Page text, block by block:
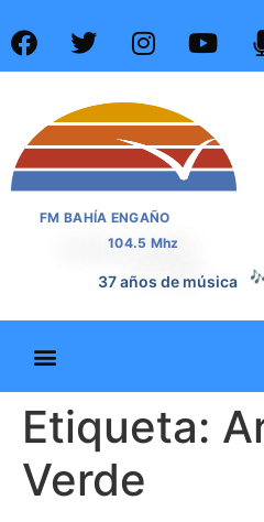
FM BAHÍA ENGAÑO
104.5 Mhz
37 años de música
Etiqueta:
Verde